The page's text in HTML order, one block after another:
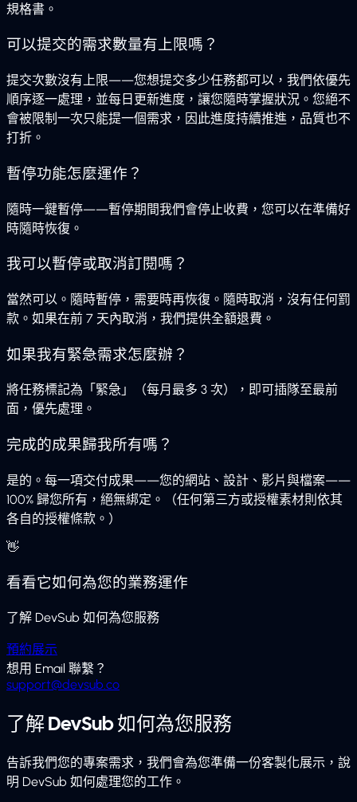
規格書。
可以提交的需求數量有上限嗎？
提交次數沒有上限——您想提交多少任務都可以，我們依優先
順序逐一處理，並每日更新進度，讓您隨時掌握狀況。您絕不
會被限制一次只能提一個需求，因此進度持續推進，品質也不
打折。
暫停功能怎麼運作？
隨時一鍵暫停——暫停期間我們會停止收費，您可以在準備好
時隨時恢復。
我可以暫停或取消訂閱嗎？
當然可以。隨時暫停，需要時再恢復。隨時取消，沒有任何罰
款。如果在前 7 天內取消，我們提供全額退費。
如果我有緊急需求怎麼辦？
將任務標記為「緊急」（每月最多 3 次），即可插隊至最前
面，優先處理。
完成的成果歸我所有嗎？
是的。每一項交付成果——您的網站、設計、影片與檔案——
100% 歸您所有，絕無綁定。（任何第三方或授權素材則依其
各自的授權條款。）
👋
看看它如何為您的業務運作
了解 DevSub 如何為您服務
預約展示
想用 Email 聯繫？
support@devsub.co
了解 DevSub 如何為您服務
告訴我們您的專案需求，我們會為您準備一份客製化展示，說
明 DevSub 如何處理您的工作。